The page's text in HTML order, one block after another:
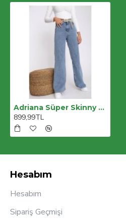
Adriana Süper Skinny B.e.m.m.e.y.a.z Beyaz Jean Pantolon (toparlayıcı Özellik) Dar Kalıp
899,99TL
Hesabım
Hesabım
Sipariş Geçmişi